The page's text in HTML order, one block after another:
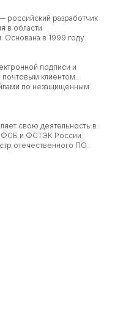
российский разработчик
в области
Основана в 1999 году.
подписи и
клиентом.
по незащищенным
свою деятельность в
ФСБ и ФСТЭК России.
отечественного ПО.